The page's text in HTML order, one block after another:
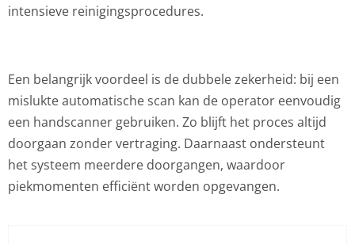
intensieve reinigingsprocedures.
Een belangrijk voordeel is de dubbele zekerheid: bij een
mislukte automatische scan kan de operator eenvoudig
een handscanner gebruiken. Zo blijft het proces altijd
doorgaan zonder vertraging. Daarnaast ondersteunt
het systeem meerdere doorgangen, waardoor
piekmomenten efficiënt worden opgevangen.